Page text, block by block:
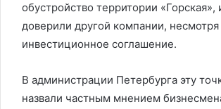
обустройство территории «Горская»,
доверили другой компании, несмотря
инвестиционное соглашение.
В администрации Петербурга эту
назвали частным мнением